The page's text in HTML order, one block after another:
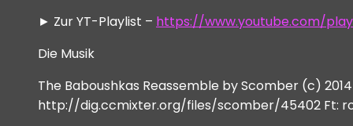
► Zur YT-Playlist – https://www.youtube.com/
Die Musik
The Baboushkas Reassemble by Scomber (c)
http://dig.ccmixter.org/files/scomber/45402 Ft: